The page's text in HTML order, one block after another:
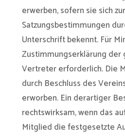
erwerben, sofern sie sich
Satzungsbestimmungen
Unterschrift bekennt. Für
Zustimmungserklärung der
Vertreter erforderlich. Die
durch Beschluss des
erworben. Ein derartiger
rechtswirksam, wenn das
Mitglied die festgesetzte